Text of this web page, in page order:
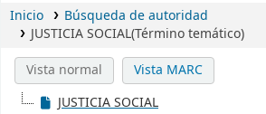
Inicio
Búsqueda de autoridad
JUSTICIA SOCIAL(Término temático)
Vista normal
Vista MARC
JUSTICIA SOCIAL